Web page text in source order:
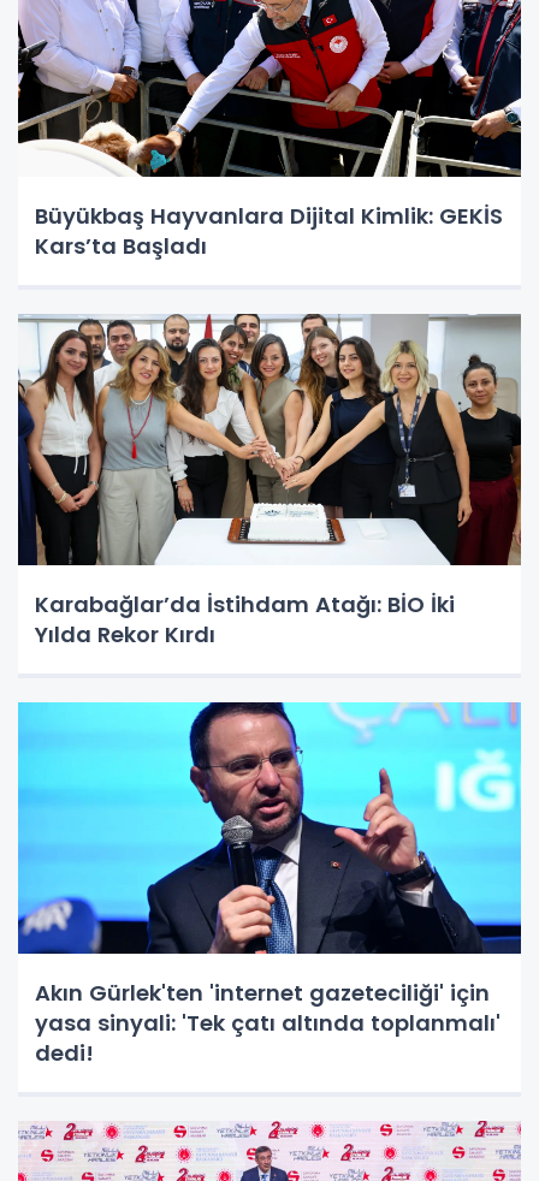
Büyükbaş Hayvanlara Dijital Kimlik: GEKİS
Kars’ta Başladı
Karabağlar’da İstihdam Atağı: BİO İki
Yılda Rekor Kırdı
Akın Gürlek'ten 'internet gazeteciliği' için
yasa sinyali: 'Tek çatı altında toplanmalı'
dedi!